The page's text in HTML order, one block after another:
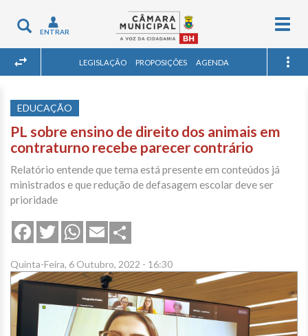
Toggle
navigation
ENTRAR
LEGISLAÇÃO PROPOSIÇÕES AGENDA
EDUCAÇÃO
PL sobre ensino de direito dos animais em
contraturno recebe parecer contrário
Relatório entende que tema está presente em conteúdos já
ministrados e que redução de defasagem escolar deve ser
prioridade
FacebookTwitterWhatsApp
Email
Quinta-Feira, 6 Outubro, 2022 - 16:30